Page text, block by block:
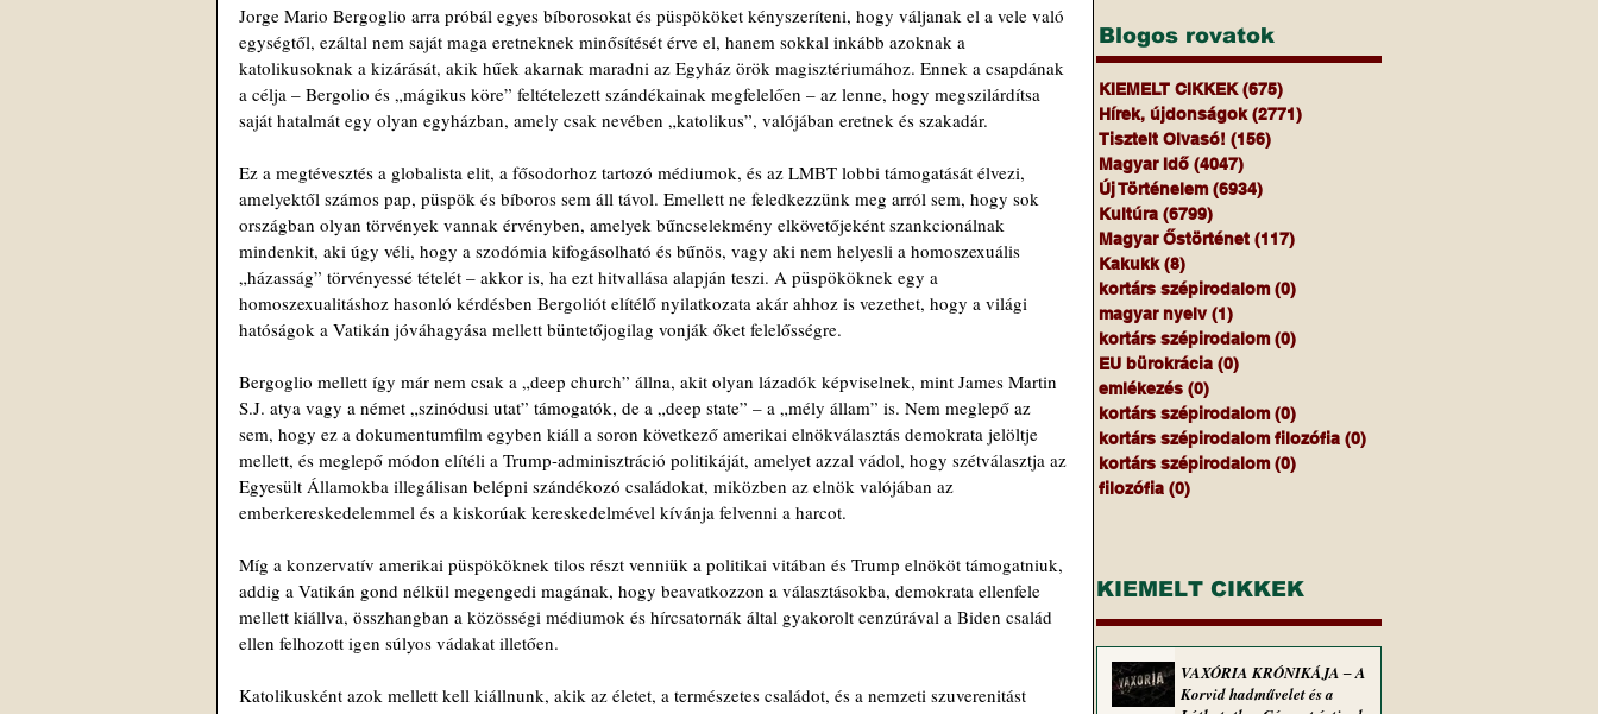
Jorge Mario Bergoglio arra próbál egyes bíborosokat és püspököket kényszeríteni, hogy váljanak el a vele való
egységtől, ezáltal nem saját maga eretneknek minősítését érve el, hanem sokkal inkább azoknak a
katolikusoknak a kizárását, akik hűek akarnak maradni az Egyház örök magisztériumához. Ennek a csapdának
a célja – Bergolio és „mágikus köre” feltételezett szándékainak megfelelően – az lenne, hogy megszilárdítsa
saját hatalmát egy olyan egyházban, amely csak nevében „katolikus”, valójában eretnek és szakadár.
Ez a megtévesztés a globalista elit, a fősodorhoz tartozó médiumok, és az LMBT lobbi támogatását élvezi,
amelyektől számos pap, püspök és bíboros sem áll távol. Emellett ne feledkezzünk meg arról sem, hogy sok
országban olyan törvények vannak érvényben, amelyek bűncselekmény elkövetőjeként szankcionálnak
mindenkit, aki úgy véli, hogy a szodómia kifogásolható és bűnös, vagy aki nem helyesli a homoszexuális
„házasság” törvényessé tételét – akkor is, ha ezt hitvallása alapján teszi. A püspököknek egy a
homoszexualitáshoz hasonló kérdésben Bergoliót elítélő nyilatkozata akár ahhoz is vezethet, hogy a világi
hatóságok a Vatikán jóváhagyása mellett büntetőjogilag vonják őket felelősségre.
Bergoglio mellett így már nem csak a „deep church” állna, akit olyan lázadók képviselnek, mint James Martin
S.J. atya vagy a német „szinódusi utat” támogatók, de a „deep state” – a „mély állam” is. Nem meglepő az
sem, hogy ez a dokumentumfilm egyben kiáll a soron következő amerikai elnökválasztás demokrata jelöltje
mellett, és meglepő módon elítéli a Trump-adminisztráció politikáját, amelyet azzal vádol, hogy szétválasztja az
Egyesült Államokba illegálisan belépni szándékozó családokat, miközben az elnök valójában az
emberkereskedelemmel és a kiskorúak kereskedelmével kívánja felvenni a harcot.
Míg a konzervatív amerikai püspököknek tilos részt venniük a politikai vitában és Trump elnököt támogatniuk,
addig a Vatikán gond nélkül megengedi magának, hogy beavatkozzon a választásokba, demokrata ellenfele
mellett kiállva, összhangban a közösségi médiumok és hírcsatornák által gyakorolt cenzúrával a Biden család
ellen felhozott igen súlyos vádakat illetően.
Katolikusként azok mellett kell kiállnunk, akik az életet, a természetes családot, és a nemzeti szuverenitást
Blogos rovatok
KIEMELT CIKKEK (675)
Hírek, újdonságok (2771)
Tisztelt Olvasó! (156)
Magyar Idő (4047)
Új Történelem (6934)
Kultúra (6799)
Magyar Őstörténet (117)
Kakukk (8)
kortárs szépirodalom (0)
magyar nyelv (1)
kortárs szépirodalom (0)
EU bürokrácia (0)
emlékezés (0)
kortárs szépirodalom (0)
kortárs szépirodalom filozófia (0)
kortárs szépirodalom (0)
filozófia (0)
KIEMELT CIKKEK
VAXÓRIA KRÓNIKÁJA ‒ A
Korvid hadművelet és a